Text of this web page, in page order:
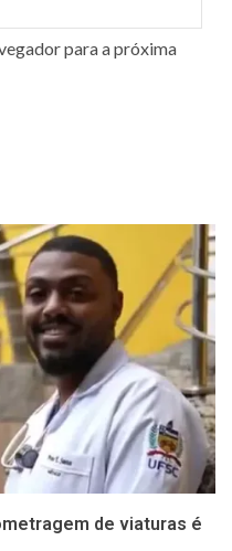
para a próxima
de viaturas é